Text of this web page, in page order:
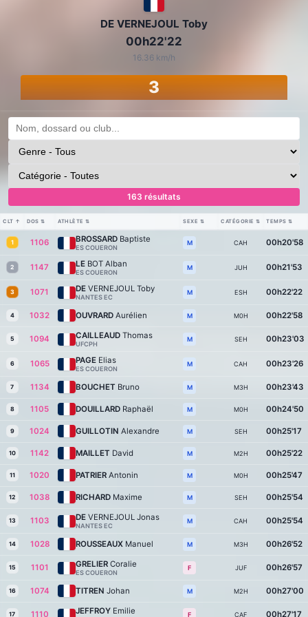
DE VERNEJOUL Toby
00h22'22
16.36 km/h
3
163 résultats
CLT ↑ DOS ⇅ ATHLÈTE ⇅ SEXE ⇅ CATÉGORIE ⇅ TEMPS ⇅
1 1106 BROSSARD Baptiste
ES COUERON
M CAH 00h20'58
2 1147 LE BOT Alban
ES COUERON
M JUH 00h21'53
3 1071 DE VERNEJOUL Toby
NANTES EC
M ESH 00h22'22
4 1032 OUVRARD Aurélien M M0H 00h22'58
5 1094 CAILLEAUD Thomas
UFCPH
M SEH 00h23'03
6 1065 PAGE Elias
ES COUERON
M CAH 00h23'26
7 1134 BOUCHET Bruno M M3H 00h23'43
8 1105 DOUILLARD Raphaël M M0H 00h24'50
9 1024 GUILLOTIN Alexandre M SEH 00h25'17
10 1142 MAILLET David M M2H 00h25'22
11 1020 PATRIER Antonin M M0H 00h25'47
12 1038 RICHARD Maxime M SEH 00h25'54
13 1103 DE VERNEJOUL Jonas
NANTES EC
M CAH 00h25'54
14 1028 ROUSSEAUX Manuel M M3H 00h26'52
15 1101 GRELIER Coralie
ES COUERON
F JUF 00h26'57
16 1074 TITREN Johan M M2H 00h27'00
17 1110 JEFFROY Emilie F CAF 00h27'17